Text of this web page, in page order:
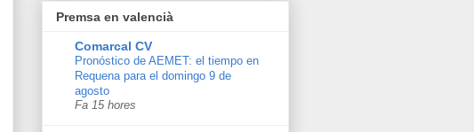
Premsa en valencià
Comarcal CV
Pronóstico de AEMET: el tiempo en
Requena para el domingo 9 de
agosto
Fa 15 hores